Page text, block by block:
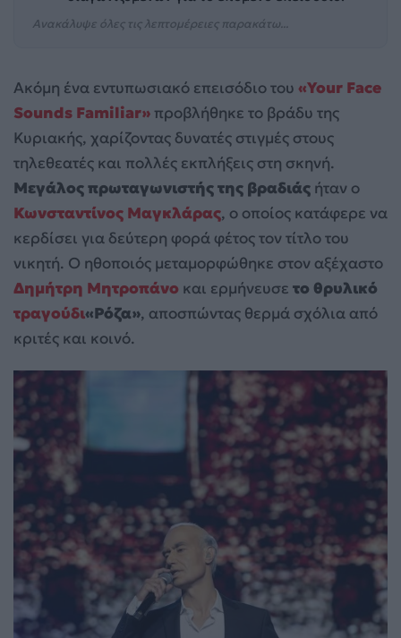
Ανακάλυψε όλες τις λεπτομέρειες παρακάτω...
Ακόμη ένα εντυπωσιακό επεισόδιο του «Your Face
Sounds Familiar» προβλήθηκε το βράδυ της
Κυριακής, χαρίζοντας δυνατές στιγμές στους
τηλεθεατές και πολλές εκπλήξεις στη σκηνή.
Μεγάλος πρωταγωνιστής της βραδιάς ήταν ο
Κωνσταντίνος Μαγκλάρας, ο οποίος κατάφερε να
κερδίσει για δεύτερη φορά φέτος τον τίτλο του
νικητή. Ο ηθοποιός μεταμορφώθηκε στον αξέχαστο
Δημήτρη Μητροπάνο και ερμήνευσε το θρυλικό
τραγούδι«Ρόζα», αποσπώντας θερμά σχόλια από
κριτές και κοινό.